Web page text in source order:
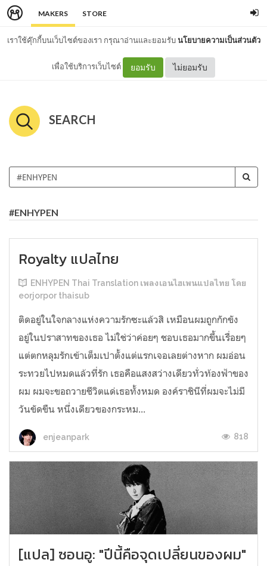
MAKERS STORE
เราใช้คุ๊กกี้บนเว็บไซต์ของเรา กรุณาอ่านและยอมรับนโยบายความเป็นส่วนตัว
เพื่อใช้บริการเว็บไซต์ ยอมรับ ไม่ยอมรับ
SEARCH
#ENHYPEN
Royalty แปลไทย
ENHYPEN Thai Translation เพลงเอนไฮเพนแปลไทย โดย
eorjorpor thaisub
ติดอยู่ในใจกลางแห่งความรักซะแล้วสิ เหมือนผมถูกกักขัง
อยู่ในปราสาทของเธอ ไม่ใช่ว่าค่อยๆ ชอบเธอมากขึ้นเรื่อยๆ
แต่ตกหลุมรักเข้าเต็มเปาตั้งแต่แรกเจอเลยต่างหาก ผมอ่อน
ระทวยไปหมดแล้วที่รัก เธอคือแสงสว่างเดียวทั่วท้องฟ้าของ
ผม ผมจะขอถวายชีวิตแด่เธอทั้งหมด องค์ราชินีที่ผมจะไม่มี
วันขัดขืน หนึ่งเดียวของกระหม...
enjeanpark 818
[แปล] ซอนอู: "ปีนี้คือจุดเปลี่ยนของผม"